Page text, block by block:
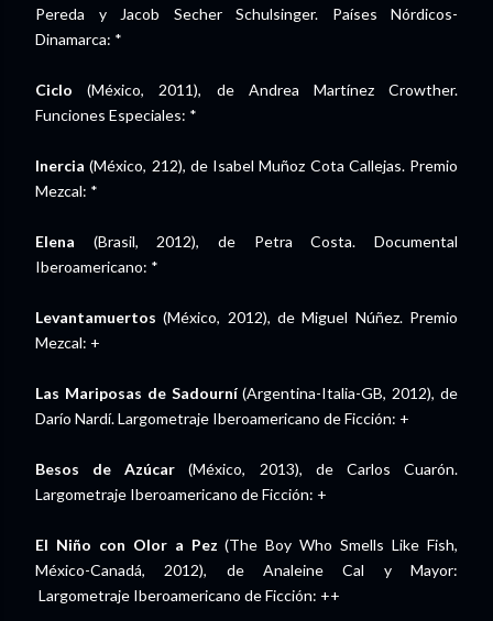
Pereda y Jacob Secher Schulsinger. Países Nórdicos-
Dinamarca: *
Ciclo (México, 2011), de Andrea Martínez Crowther.
Funciones Especiales: *
Inercia (México, 212), de Isabel Muñoz Cota Callejas. Premio
Mezcal: *
Elena (Brasil, 2012), de Petra Costa. Documental
Iberoamericano: *
Levantamuertos (México, 2012), de Miguel Núñez. Premio
Mezcal: +
Las Mariposas de Sadourní(Argentina-Italia-GB, 2012), de
Darío Nardí. Largometraje Iberoamericano de Ficción: +
Besos de Azúcar (México, 2013), de Carlos Cuarón.
Largometraje Iberoamericano de Ficción: +
El Niño con Olor a Pez (The Boy Who Smells Like Fish,
México-Canadá, 2012), de Analeine Cal y Mayor:
Largometraje Iberoamericano de Ficción: ++